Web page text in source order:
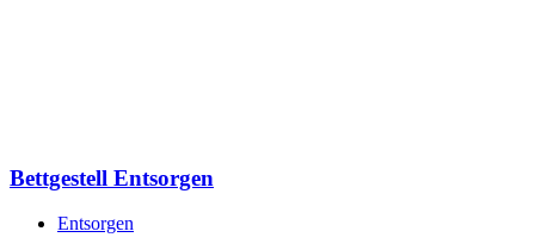
Bettgestell Entsorgen
Entsorgen